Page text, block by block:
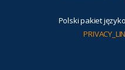
Polski pakiet